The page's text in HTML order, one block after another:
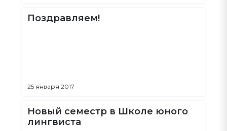
Поздравляем!
25 января 2017
Новый семестр в Школе юного
лингвиста